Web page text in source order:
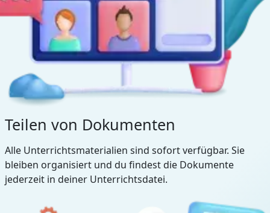
Teilen von Dokumenten
Alle Unterrichtsmaterialien sind sofort verfügbar. Sie
bleiben organisiert und du findest die Dokumente
jederzeit in deiner Unterrichtsdatei.